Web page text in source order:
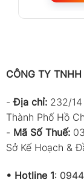
CÔNG TY
-Địa chỉ: 232/
Thành Phố Hồ
- Mã Số Thuế:
Sở Kế Hoạch &
• Hotline 1: